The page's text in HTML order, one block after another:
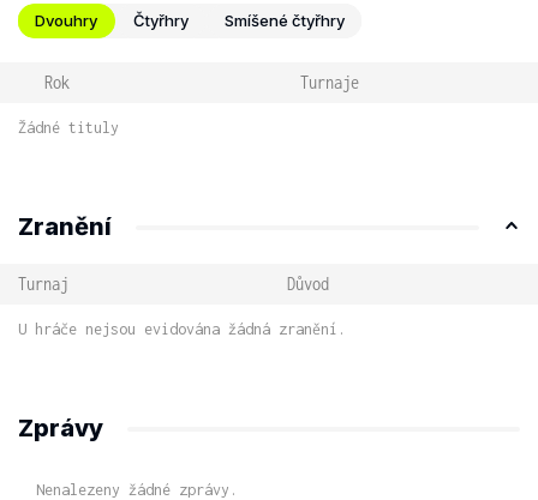
Dvouhry Čtyřhry Smíšené čtyřhry
Rok Turnaje
Žádné tituly
Zranění
Turnaj Důvod
U hráče nejsou evidována žádná zranění.
Zprávy
Nenalezeny žádné zprávy.